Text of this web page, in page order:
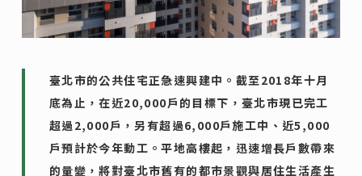
臺北市的公共住宅正急速興建中。截至2018年十月
底為止，在近20,000戶的目標下，臺北市現已完工
超過2,000戶，另有超過6,000戶施工中、近5,000
戶預計於今年動工。平地高樓起，迅速增長戶數帶來
的量變，將對臺北市舊有的都市景觀與居住生活產生